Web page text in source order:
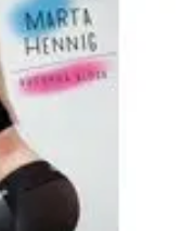
Zakupy i promocje